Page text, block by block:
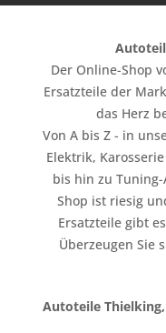
Der Online-Shop
Ersatzteile der
das Herz
Von A bis Z - in
Elektrik,
bis hin zu
Shop ist riesig
Ersatzteile gibt
Überzeugen Sie
Autoteile